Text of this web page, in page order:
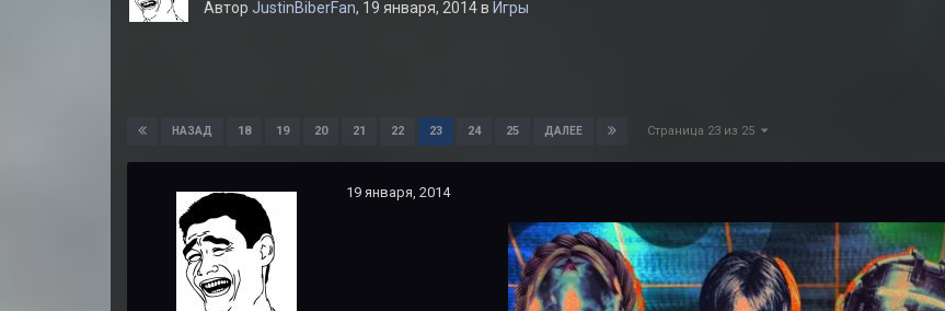
Автор JustinBiberFan, 19 января, 2014в Игры
НАЗАД 18 19 20 21 22 23 24 25 ДАЛЕЕ Страница 23 из 25
19 января, 2014